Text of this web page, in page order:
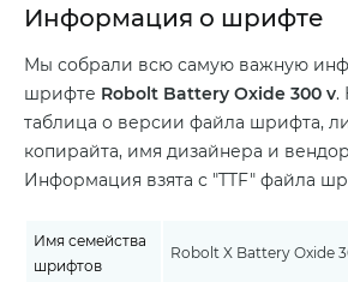
Информация о шрифте
Мы собрали всю самую важную
шрифте Robolt Battery Oxide 300 v.
таблица о версии файла шрифта,
копирайта, имя дизайнера и
Информация взята с "TTF" файла
Имя семейства
шрифтов
Robolt X Battery Oxide